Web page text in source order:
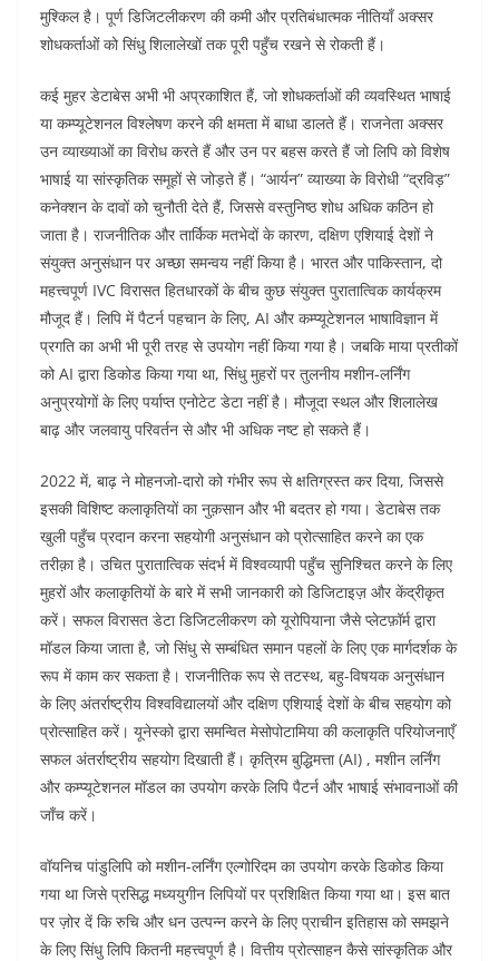
मुश्किल है। पूर्ण डिजिटलीकरण की कमी और प्रतिबंधात्मक नीतियाँ अक्सर
शोधकर्ताओं को सिंधु शिलालेखों तक पूरी पहुँच रखने से रोकती हैं।
कई मुहर डेटाबेस अभी भी अप्रकाशित हैं, जो शोधकर्ताओं की व्यवस्थित भाषाई
या कम्प्यूटेशनल विश्लेषण करने की क्षमता में बाधा डालते हैं। राजनेता अक्सर
उन व्याख्याओं का विरोध करते हैं और उन पर बहस करते हैं जो लिपि को विशेष
भाषाई या सांस्कृतिक समूहों से जोड़ते हैं। “आर्यन” व्याख्या के विरोधी “द्रविड़”
कनेक्शन के दावों को चुनौती देते हैं, जिससे वस्तुनिष्ठ शोध अधिक कठिन हो
जाता है। राजनीतिक और तार्किक मतभेदों के कारण, दक्षिण एशियाई देशों ने
संयुक्त अनुसंधान पर अच्छा समन्वय नहीं किया है। भारत और पाकिस्तान, दो
महत्त्वपूर्ण IVC विरासत हितधारकों के बीच कुछ संयुक्त पुरातात्विक कार्यक्रम
मौजूद हैं। लिपि में पैटर्न पहचान के लिए, AI और कम्प्यूटेशनल भाषाविज्ञान में
प्रगति का अभी भी पूरी तरह से उपयोग नहीं किया गया है। जबकि माया प्रतीकों
को AI द्वारा डिकोड किया गया था, सिंधु मुहरों पर तुलनीय मशीन-लर्निंग
अनुप्रयोगों के लिए पर्याप्त एनोटेट डेटा नहीं है। मौजूदा स्थल और शिलालेख
बाढ़ और जलवायु परिवर्तन से और भी अधिक नष्ट हो सकते हैं।
2022 में, बाढ़ ने मोहनजो-दारो को गंभीर रूप से क्षतिग्रस्त कर दिया, जिससे
इसकी विशिष्ट कलाकृतियों का नुक़सान और भी बदतर हो गया। डेटाबेस तक
खुली पहुँच प्रदान करना सहयोगी अनुसंधान को प्रोत्साहित करने का एक
तरीक़ा है। उचित पुरातात्विक संदर्भ में विश्वव्यापी पहुँच सुनिश्चित करने के लिए
मुहरों और कलाकृतियों के बारे में सभी जानकारी को डिजिटाइज़ और केंद्रीकृत
करें। सफल विरासत डेटा डिजिटलीकरण को यूरोपियाना जैसे प्लेटफ़ॉर्म द्वारा
मॉडल किया जाता है, जो सिंधु से सम्बंधित समान पहलों के लिए एक मार्गदर्शक के
रूप में काम कर सकता है। राजनीतिक रूप से तटस्थ, बहु-विषयक अनुसंधान
के लिए अंतर्राष्ट्रीय विश्वविद्यालयों और दक्षिण एशियाई देशों के बीच सहयोग को
प्रोत्साहित करें। यूनेस्को द्वारा समन्वित मेसोपोटामिया की कलाकृति परियोजनाएँ
सफल अंतर्राष्ट्रीय सहयोग दिखाती हैं। कृत्रिम बुद्धिमत्ता (AI) , मशीन लर्निंग
और कम्प्यूटेशनल मॉडल का उपयोग करके लिपि पैटर्न और भाषाई संभावनाओं की
जाँच करें।
वॉयनिच पांडुलिपि को मशीन-लर्निंग एल्गोरिदम का उपयोग करके डिकोड किया
गया था जिसे प्रसिद्ध मध्ययुगीन लिपियों पर प्रशिक्षित किया गया था। इस बात
पर ज़ोर दें कि रुचि और धन उत्पन्न करने के लिए प्राचीन इतिहास को समझने
के लिए सिंधु लिपि कितनी महत्त्वपूर्ण है। वित्तीय प्रोत्साहन कैसे सांस्कृतिक और